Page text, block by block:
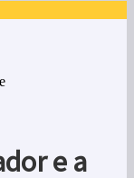
e a